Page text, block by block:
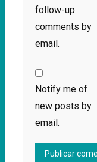
follow-up
comments by
email.
Notify me of
new posts by
email.